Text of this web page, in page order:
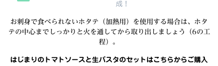
成！
お刺身で食べられないホタテ（加熱用）を使用する場合は、ホタ
テの中心までしっかりと火を通してから取り出しましょう（6の工
程）。
はじまりのトマトソースと生パスタのセットはこちらからご購入